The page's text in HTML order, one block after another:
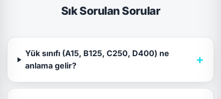
Sık Sorulan Sorular
Yük sınıfı (A15, B125, C250, D400) ne
anlama gelir?
+